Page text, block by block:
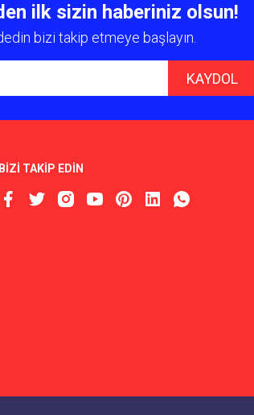
ilk sizin haberiniz olsun!
bizi takip etmeye başlayın.
KAYDOL
BİZİ TAKİP EDİN